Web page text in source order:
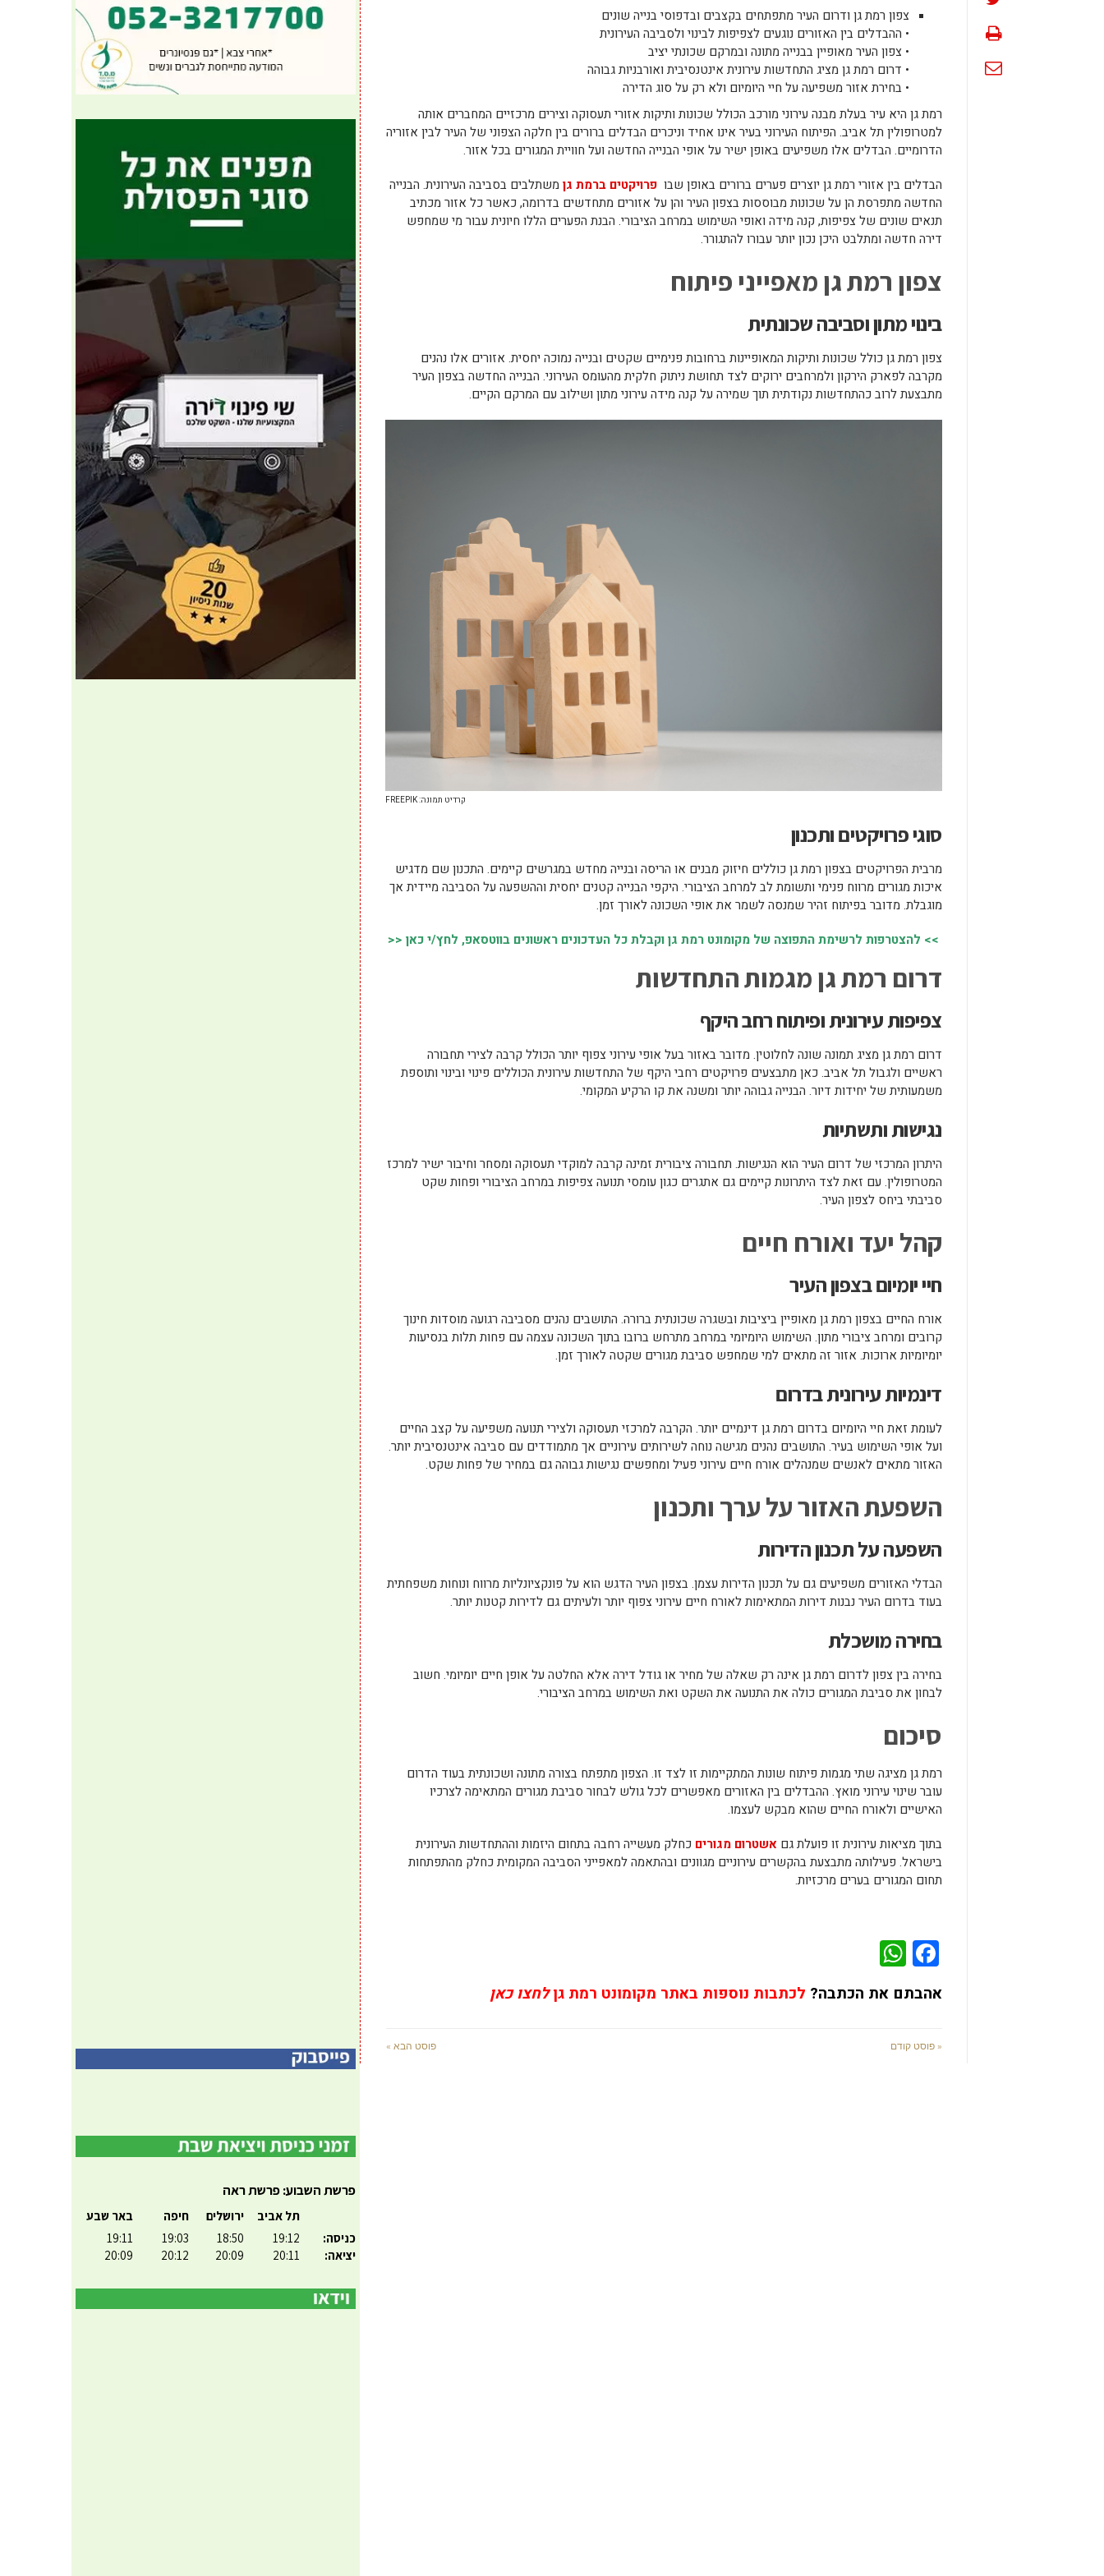
צפון רמת גן ודרום העיר מתפתחים בקצבים ובדפוסי בנייה שונים
• ההבדלים בין האזורים נוגעים לצפיפות לבינוי ולסביבה העירונית
• צפון העיר מאופיין בבנייה מתונה ובמרקם שכונתי יציב
• דרום רמת גן מציג התחדשות עירונית אינטנסיבית ואורבניות גבוהה
• בחירת אזור משפיעה על חיי היומיום ולא רק על סוג הדירה
רמת גן היא עיר בעלת מבנה עירוני מורכב הכולל שכונות ותיקות אזורי תעסוקה וצירים מרכזיים המחברים אותה
למטרופולין תל אביב. הפיתוח העירוני בעיר אינו אחיד וניכרים הבדלים ברורים בין חלקה הצפוני של העיר לבין אזוריה
הדרומיים. הבדלים אלו משפיעים באופן ישיר על אופי הבנייה החדשה ועל חוויית המגורים בכל אזור.
הבדלים בין אזורי רמת גן יוצרים פערים ברורים באופן שבופרויקטים ברמת גן משתלבים בסביבה העירונית. הבנייה
החדשה מתפרסת הן על שכונות מבוססות בצפון העיר והן על אזורים מתחדשים בדרומה, כאשר כל אזור מכתיב
תנאים שונים של צפיפות, קנה מידה ואופי השימוש במרחב הציבורי. הבנת הפערים הללו חיונית עבור מי שמחפש
דירה חדשה ומתלבט היכן נכון יותר עבורו להתגורר.
צפון רמת גן מאפייני פיתוח
בינוי מתון וסביבה שכונתית
צפון רמת גן כולל שכונות ותיקות המאופיינות ברחובות פנימיים שקטים ובנייה נמוכה יחסית. אזורים אלו נהנים
מקרבה לפארק הירקון ולמרחבים ירוקים לצד תחושת ניתוק חלקית מהעומס העירוני. הבנייה החדשה בצפון העיר
מתבצעת לרוב כהתחדשות נקודתית תוך שמירה על קנה מידה עירוני מתון ושילוב עם המרקם הקיים.
קרדיט תמונה: FREEPIK
סוגי פרויקטים ותכנון
מרבית הפרויקטים בצפון רמת גן כוללים חיזוק מבנים או הריסה ובנייה מחדש במגרשים קיימים. התכנון שם מדגיש
איכות מגורים מרווח פנימי ותשומת לב למרחב הציבורי. היקפי הבנייה קטנים יחסית וההשפעה על הסביבה מיידית אך
מוגבלת. מדובר בפיתוח זהיר שמנסה לשמר את אופי השכונה לאורך זמן.
>> להצטרפות לרשימת התפוצה של מקומונט רמת גן וקבלת כל העדכונים ראשונים בווטסאפ, לחץ/י כאן <<
דרום רמת גן מגמות התחדשות
צפיפות עירונית ופיתוח רחב היקף
דרום רמת גן מציג תמונה שונה לחלוטין. מדובר באזור בעל אופי עירוני צפוף יותר הכולל קרבה לצירי תחבורה
ראשיים ולגבול תל אביב. כאן מתבצעים פרויקטים רחבי היקף של התחדשות עירונית הכוללים פינוי ובינוי ותוספת
משמעותית של יחידות דיור. הבנייה גבוהה יותר ומשנה את קו הרקיע המקומי.
נגישות ותשתיות
היתרון המרכזי של דרום העיר הוא הנגישות. תחבורה ציבורית זמינה קרבה למוקדי תעסוקה ומסחר וחיבור ישיר למרכז
המטרופולין. עם זאת לצד היתרונות קיימים גם אתגרים כגון עומסי תנועה צפיפות במרחב הציבורי ופחות שקט
סביבתי ביחס לצפון העיר.
קהל יעד ואורח חיים
חיי יומיום בצפון העיר
אורח החיים בצפון רמת גן מאופיין ביציבות ובשגרה שכונתית ברורה. התושבים נהנים מסביבה רגועה מוסדות חינוך
קרובים ומרחב ציבורי מתון. השימוש היומיומי במרחב מתרחש ברובו בתוך השכונה עצמה עם פחות תלות בנסיעות
יומיומיות ארוכות. אזור זה מתאים למי שמחפש סביבת מגורים שקטה לאורך זמן.
דינמיות עירונית בדרום
לעומת זאת חיי היומיום בדרום רמת גן דינמיים יותר. הקרבה למרכזי תעסוקה ולצירי תנועה משפיעה על קצב החיים
ועל אופי השימוש בעיר. התושבים נהנים מגישה נוחה לשירותים עירוניים אך מתמודדים עם סביבה אינטנסיבית יותר.
האזור מתאים לאנשים שמנהלים אורח חיים עירוני פעיל ומחפשים נגישות גבוהה גם במחיר של פחות שקט.
השפעת האזור על ערך ותכנון
השפעה על תכנון הדירות
הבדלי האזורים משפיעים גם על תכנון הדירות עצמן. בצפון העיר הדגש הוא על פונקציונליות מרווח ונוחות משפחתית
בעוד בדרום העיר נבנות דירות המתאימות לאורח חיים עירוני צפוף יותר ולעיתים גם לדירות קטנות יותר.
בחירה מושכלת
בחירה בין צפון לדרום רמת גן אינה רק שאלה של מחיר או גודל דירה אלא החלטה על אופן חיים יומיומי. חשוב
לבחון את סביבת המגורים כולה את התנועה את השקט ואת השימוש במרחב הציבורי.
סיכום
רמת גן מציגה שתי מגמות פיתוח שונות המתקיימות זו לצד זו. הצפון מתפתח בצורה מתונה ושכונתית בעוד הדרום
עובר שינוי עירוני מואץ. ההבדלים בין האזורים מאפשרים לכל גולש לבחור סביבת מגורים המתאימה לצרכיו
האישיים ולאורח החיים שהוא מבקש לעצמו.
בתוך מציאות עירונית זו פועלת גםאשטרום מגורים כחלק מעשייה רחבה בתחום היזמות וההתחדשות העירונית
בישראל. פעילותה מתבצעת בהקשרים עירוניים מגוונים ובהתאמה למאפייני הסביבה המקומית כחלק מהתפתחות
תחום המגורים בערים מרכזיות.
Facebook
אהבתם את הכתבה? לכתבות נוספות באתר מקומונט רמת גןלחצו כאן
« פוסט קודם פוסט הבא »
פרשת השבוע: פרשת ראה
כניסה:
יציאה:
תל אביב
19:12
20:11
ירושלים
18:50
20:09
חיפה
19:03
20:12
באר שבע
19:11
20:09